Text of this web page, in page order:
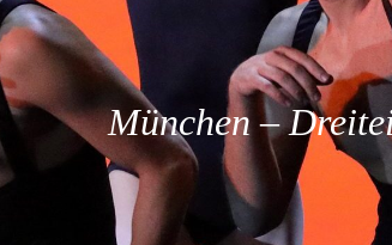
München –